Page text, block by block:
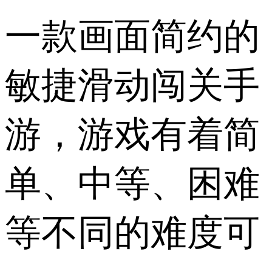
一款画面简约的
敏捷滑动闯关手
游，游戏有着简
单、中等、困难
等不同的难度可